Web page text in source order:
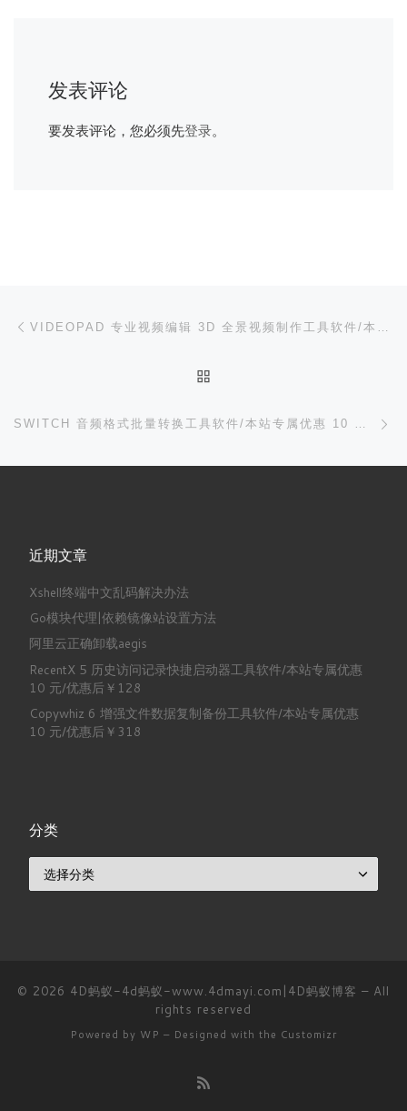
发表评论
要发表评论，您必须先登录。
文章导航
SWITCH 音频格式批量转换工具软件/本站专属优惠 10 元/优惠后￥188
近期文章
Xshell终端中文乱码解决办法
Go模块代理|依赖镜像站设置方法
阿里云正确卸载aegis
RecentX 5 历史访问记录快捷启动器工具软件/本站专属优惠
10 元/优惠后￥128
Copywhiz 6 增强文件数据复制备份工具软件/本站专属优惠
10 元/优惠后￥318
分类
© 2026 4D蚂蚁-4d蚂蚁-www.4dmayi.com|4D蚂蚁博客 – All
rights reserved
Powered by WP – Designed with the Customizr